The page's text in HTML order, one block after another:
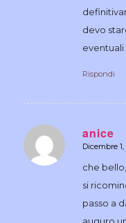
devo
Rispondi
anice
dice:
Dicembre 1,
che
si
passo a